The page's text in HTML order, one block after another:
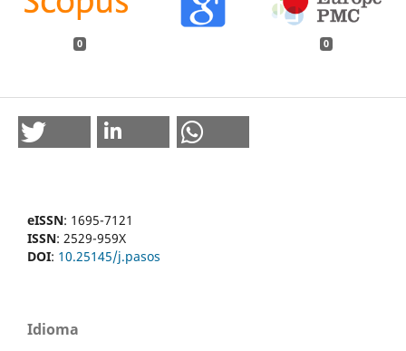
0 0
eISSN: 1695-7121
ISSN: 2529-959X
DOI: 10.25145/j.pasos
Idioma